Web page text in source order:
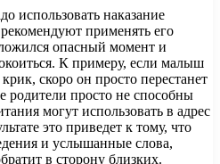
использовать наказание
применять его
опасный момент и
К примеру, если малыш
скоро он просто перестанет
родители просто не способны
могут использовать в адрес
это приведет к тому, что
и услышанные слова,
в сторону близких.